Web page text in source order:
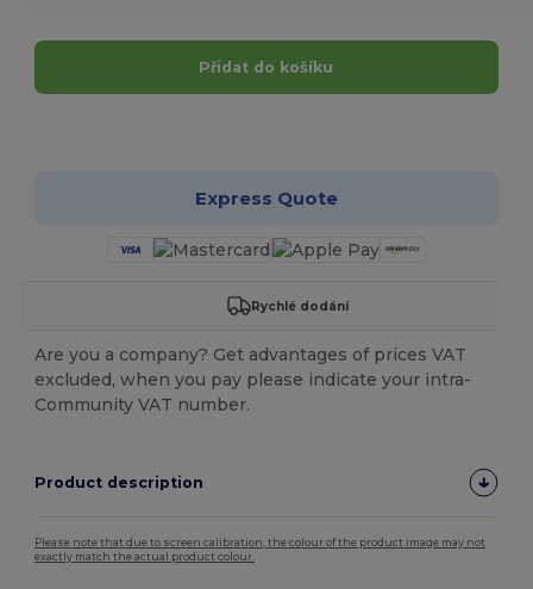
Přidat do košíku
Express Quote
Rychlé dodání
Are you a company? Get advantages of prices VAT
excluded, when you pay please indicate your intra-
Community VAT number.
Product description
Please note that due to screen calibration, the colour of the product image may not
exactly match the actual product colour.